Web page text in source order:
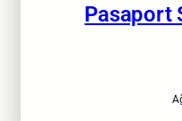
Pasaport